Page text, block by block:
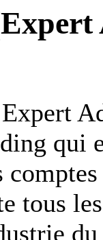
qui
tous